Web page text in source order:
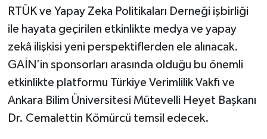
RTÜK ve Yapay Zeka Politikaları Derneği işbirliği
ile hayata geçirilen etkinlikte medya ve yapay
zekâ ilişkisi yeni perspektiflerden ele alınacak.
GAİN’in sponsorları arasında olduğu bu önemli
etkinlikte platformu Türkiye Verimlilik Vakfı ve
Ankara Bilim Üniversitesi Mütevelli Heyet Başkanı
Dr. Cemalettin Kömürcü temsil edecek.